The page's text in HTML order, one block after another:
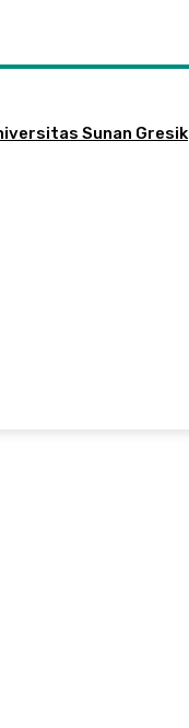
Sunan Gresik